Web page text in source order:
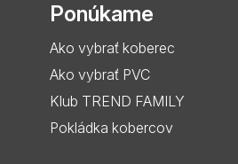
Ponúkame
Ako vybrať koberec
Ako vybrať PVC
Klub TREND FAMILY
Pokládka kobercov